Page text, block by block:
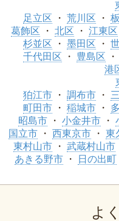
足立区
荒川区
葛飾区
北区 江東区
杉並区
墨田区
千代田区
豊島区
港
狛江市
調布市
町田市
稲城市
昭島市
小金井市
国立市
西東京市 東
東村山市
武蔵村山市
あきる野市
日の出町
よ